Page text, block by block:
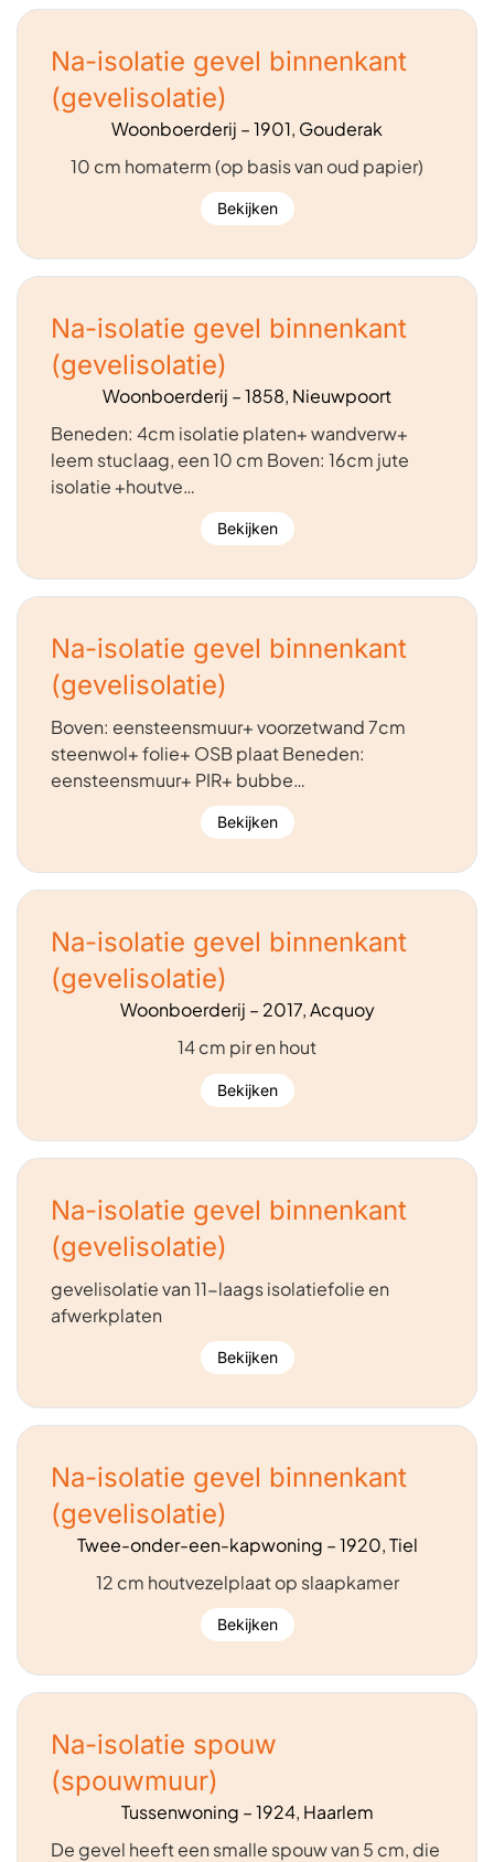
Na-isolatie gevel binnenkant
(gevelisolatie)
Woonboerderij – 1901, Gouderak
10 cm homaterm (op basis van oud papier)
Bekijken
Na-isolatie gevel binnenkant
(gevelisolatie)
Woonboerderij – 1858, Nieuwpoort
Beneden: 4cm isolatie platen+ wandverw+
leem stuclaag, een 10 cm Boven: 16cm jute
isolatie +houtve…
Bekijken
Na-isolatie gevel binnenkant
(gevelisolatie)
Boven: eensteensmuur+ voorzetwand 7cm
steenwol+ folie+ OSB plaat Beneden:
eensteensmuur+ PIR+ bubbe…
Bekijken
Na-isolatie gevel binnenkant
(gevelisolatie)
Woonboerderij – 2017, Acquoy
14 cm pir en hout
Bekijken
Na-isolatie gevel binnenkant
(gevelisolatie)
gevelisolatie van 11-laags isolatiefolie en
afwerkplaten
Bekijken
Na-isolatie gevel binnenkant
(gevelisolatie)
Twee-onder-een-kapwoning – 1920, Tiel
12 cm houtvezelplaat op slaapkamer
Bekijken
Na-isolatie spouw
(spouwmuur)
Tussenwoning – 1924, Haarlem
De gevel heeft een smalle spouw van 5 cm, die